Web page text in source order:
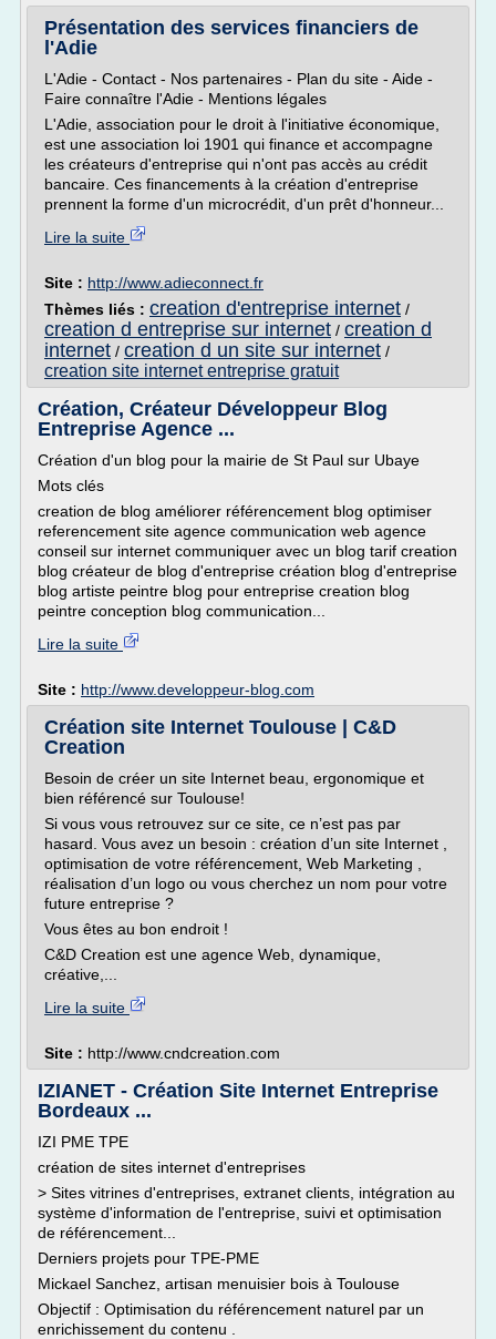
Présentation des services financiers de
l'Adie
L'Adie - Contact - Nos partenaires - Plan du site - Aide -
Faire connaître l'Adie - Mentions légales
L'Adie, association pour le droit à l'initiative économique,
est une association loi 1901 qui finance et accompagne
les créateurs d'entreprise qui n'ont pas accès au crédit
bancaire. Ces financements à la création d'entreprise
prennent la forme d'un microcrédit, d'un prêt d'honneur...
Lire la suite
Site : http://www.adieconnect.fr
Thèmes liés : creation d'entreprise internet /
creation d entreprise sur internet / creation d
internet / creation d un site sur internet /
creation site internet entreprise gratuit
Création, Créateur Développeur Blog
Entreprise Agence ...
Création d'un blog pour la mairie de St Paul sur Ubaye
Mots clés
creation de blog améliorer référencement blog optimiser
referencement site agence communication web agence
conseil sur internet communiquer avec un blog tarif creation
blog créateur de blog d'entreprise création blog d'entreprise
blog artiste peintre blog pour entreprise creation blog
peintre conception blog communication...
Lire la suite
Site : http://www.developpeur-blog.com
Création site Internet Toulouse | C&D
Creation
Besoin de créer un site Internet beau, ergonomique et
bien référencé sur Toulouse!
Si vous vous retrouvez sur ce site, ce n’est pas par
hasard. Vous avez un besoin : création d’un site Internet ,
optimisation de votre référencement, Web Marketing ,
réalisation d’un logo ou vous cherchez un nom pour votre
future entreprise ?
Vous êtes au bon endroit !
C&D Creation est une agence Web, dynamique,
créative,...
Lire la suite
Site : http://www.cndcreation.com
IZIANET - Création Site Internet Entreprise
Bordeaux ...
IZI PME TPE
création de sites internet d'entreprises
> Sites vitrines d'entreprises, extranet clients, intégration au
système d'information de l'entreprise, suivi et optimisation
de référencement...
Derniers projets pour TPE-PME
Mickael Sanchez, artisan menuisier bois à Toulouse
Objectif : Optimisation du référencement naturel par un
enrichissement du contenu .